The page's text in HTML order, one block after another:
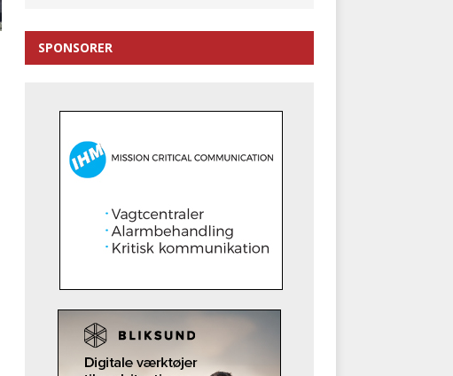
SPONSORER